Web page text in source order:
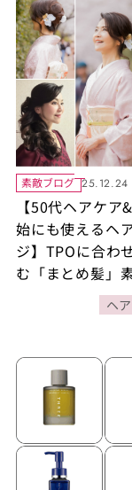
素敵ブログ 25.12.24
【50代ヘアケア
始にも使えるヘ
ジ】TPOに合わ
む「まとめ髪」
ガー桜井智子さ
ヘ